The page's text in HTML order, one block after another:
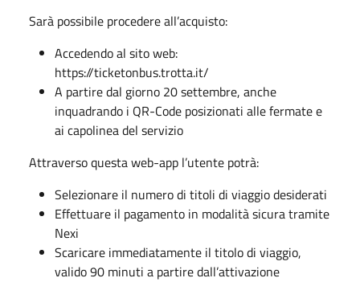
Sarà possibile procedere all’acquisto:
Accedendo al sito web:
https://ticketonbus.trotta.it/
A partire dal giorno 20 settembre, anche
inquadrando i QR-Code posizionati alle fermate e
ai capolinea del servizio
Attraverso questa web-app l’utente potrà:
Selezionare il numero di titoli di viaggio desiderati
Effettuare il pagamento in modalità sicura tramite
Nexi
Scaricare immediatamente il titolo di viaggio,
valido 90 minuti a partire dall’attivazione